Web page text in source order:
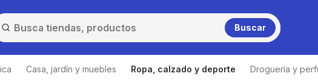
Buscar
Casa, jardín y muebles Ropa, calzado y deporte Droguería y